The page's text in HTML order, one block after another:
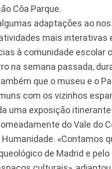
Côa Parque.
adaptações ao
mais interativas
à comunidade escolar
na semana passada,
que o museu e o
com os vizinhos
uma exposição
do Vale do
«Contamos
de Madrid e